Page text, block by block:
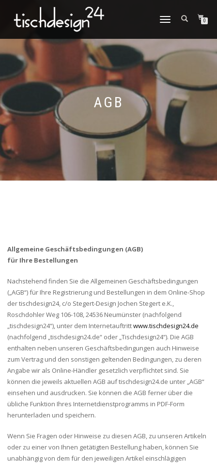
NAVIGATION
0
AGB
Allgemeine Geschäftsbedingungen (AGB)
für Ihre Bestellungen
Nachstehend finden Sie die Allgemeinen Geschäftsbedingungen
(„AGB“) für Ihre Registrierung und Bestellungen in dem Online-Shop
der tischdesign24, c/o Stegert-Design Jochen Stegert e.K.,
Roschdohler Weg 106-108, 24536 Neumünster (nachfolgend
„tischdesign24“), unter dem Internetauftrittwww.tischdesign24.de
(nachfolgend „tischdesign24.de“ oder „Tischdesign24“). Die AGB
enthalten neben unseren Geschäftsbedingungen auch Hinweise
zum Vertrag und den sonstigen geltenden Bedingungen, zu deren
Angabe wir als Online-Händler gesetzlich verpflichtet sind. Sie
können die jeweils aktuellen AGB auf tischdesign24.de unter „AGB“
einsehen und ausdrucken. Sie können die AGB ferner über die
übliche Funktion Ihres Internetdienstprogramms in PDF-Form
herunterladen und speichern.
Wenn Sie Fragen oder Hinweise zu diesen AGB, zu unseren Artikeln
oder zu einer von Ihnen getätigten Bestellung haben, können Sie
unabhängig von dem für den jeweiligen Artikel einschlägigen